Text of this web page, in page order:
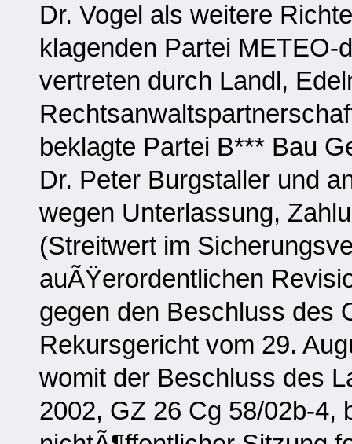
Dr. Vogel als weitere
klagenden Partei
vertreten durch Landl,
beklagte Partei B*** Bau
Dr. Peter Burgstaller und
wegen Unterlassung,
(Streitwert im
auÃŸerordentlichen
gegen den Beschluss des
Rekursgericht vom 29.
womit der Beschluss des
2002, GZ 26 Cg 58/02b-4,